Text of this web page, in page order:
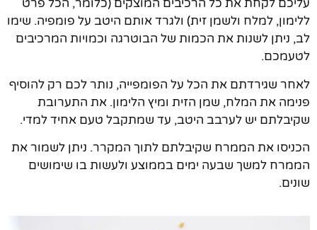
עליכם לקחת את כל הרכיבים המוצקים (כלומר, הכל פרט
ללימון, למלח ולשמן זית) ולגרד אותם היטב על פומפיה. שימו
לב, ניתן לשנות את הכמות של הבוטרגה וכמויות המרכיבים
לטעמכם.
לאחר שגירדתם את הכל על הפומפייה, נותר לכם רק להוסיף
פנימה את המלח, שמן הזית ומיץ הלימון. את התערובת
שקיבלתם יש לערבב היטב, עד שמתקבל טעם אחיד למדי.
הכניסו את הממרח שקיבלתם לתוך המקרר. ניתן לשמור את
הממרח למשך שבעה ימים בממוצע ולעשות בו שימושים
שונים.